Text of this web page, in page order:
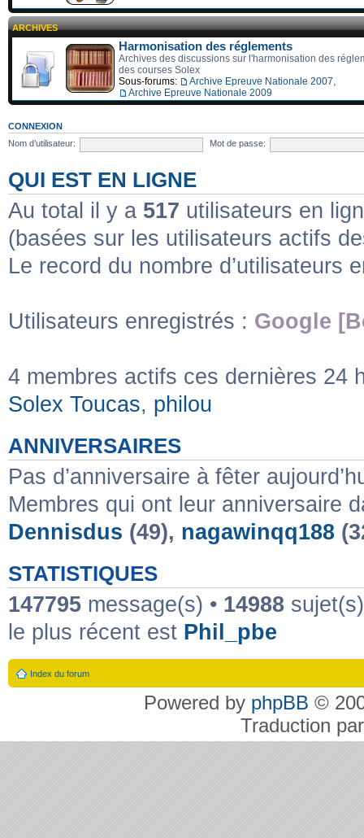
ARCHIVES
Harmonisation des réglements
Archives des discussions sur l'harmonisation des
des courses Solex
Sous-forums:
Archive Epreuve Nationale 2007
Archive Epreuve Nationale 2009
CONNEXION
Nom d’utilisateur:
Mot de passe:
QUI EST EN LIGNE
Au total il y a 517 utilisateurs en
(basées sur les utilisateurs actifs
Le record du nombre d’utilisateurs
Utilisateurs enregistrés : Google
4 membres actifs ces dernières 24
Solex Toucas, philou
ANNIVERSAIRES
Pas d’anniversaire à fêter
Membres qui ont leur anniversaire
Dennisdus (49), nagawinqq188
STATISTIQUES
147795 message(s) • 14988
le plus récent est Phil_pbe
Index du forum
Powered by phpBB ©
Traduction